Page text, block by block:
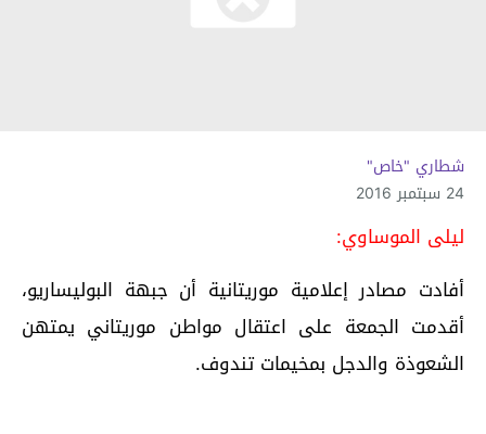
شطاري "خاص"
24 سبتمبر 2016
ليلى الموساوي:
أفادت مصادر إعلامية موريتانية أن جبهة البوليساريو،
أقدمت الجمعة على اعتقال مواطن موريتاني يمتهن
الشعوذة والدجل بمخيمات تندوف.